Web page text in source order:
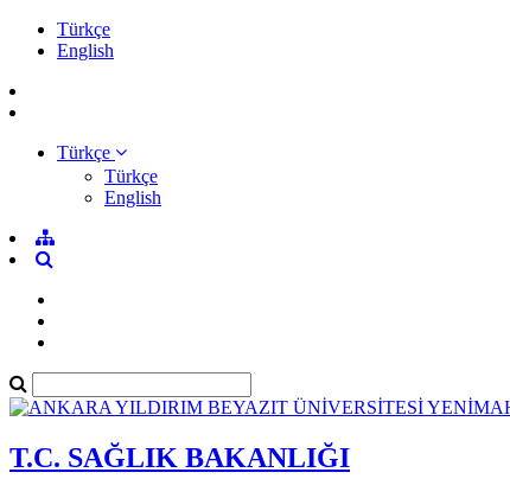
Türkçe
English
Türkçe
Türkçe
English
T.C. SAĞLIK BAKANLIĞI